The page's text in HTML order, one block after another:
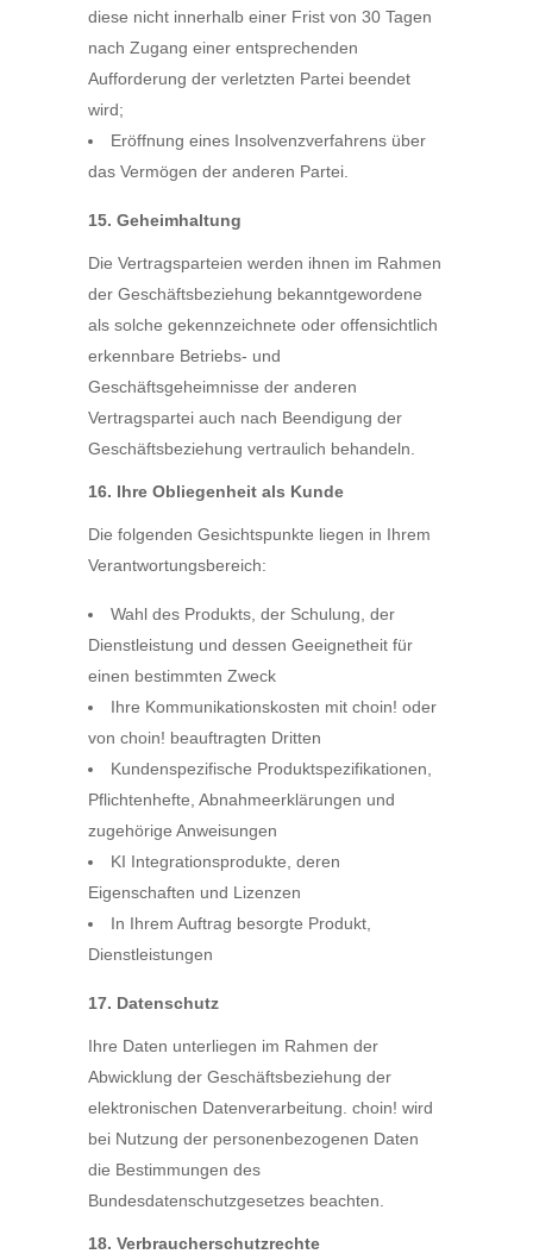
diese nicht innerhalb einer Frist von 30 Tagen
nach Zugang einer entsprechenden
Aufforderung der verletzten Partei beendet
wird;
Eröffnung eines Insolvenzverfahrens über
das Vermögen der anderen Partei.
15. Geheimhaltung
Die Vertragsparteien werden ihnen im Rahmen
der Geschäftsbeziehung bekanntgewordene
als solche gekennzeichnete oder offensichtlich
erkennbare Betriebs- und
Geschäftsgeheimnisse der anderen
Vertragspartei auch nach Beendigung der
Geschäftsbeziehung vertraulich behandeln.
16. Ihre Obliegenheit als Kunde
Die folgenden Gesichtspunkte liegen in Ihrem
Verantwortungsbereich:
Wahl des Produkts, der Schulung, der
Dienstleistung und dessen Geeignetheit für
einen bestimmten Zweck
Ihre Kommunikationskosten mit choin! oder
von choin! beauftragten Dritten
Kundenspezifische Produktspezifikationen,
Pflichtenhefte, Abnahmeerklärungen und
zugehörige Anweisungen
KI Integrationsprodukte, deren
Eigenschaften und Lizenzen
In Ihrem Auftrag besorgte Produkt,
Dienstleistungen
17. Datenschutz
Ihre Daten unterliegen im Rahmen der
Abwicklung der Geschäftsbeziehung der
elektronischen Datenverarbeitung. choin! wird
bei Nutzung der personenbezogenen Daten
die Bestimmungen des
Bundesdatenschutzgesetzes beachten.
18. Verbraucherschutzrechte